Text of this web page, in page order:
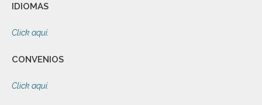
IDIOMAS
Click aquí.
CONVENIOS
Click aquí.